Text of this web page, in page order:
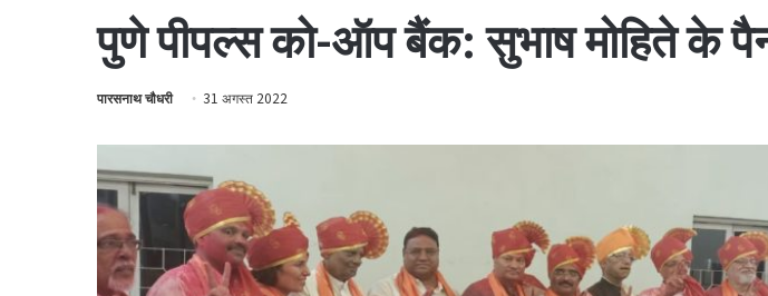
पुणे पीपल्स को-ऑप बैंक: सुभाष मोहिते के
पारसनाथ चौधरी 31 अगस्त 2022